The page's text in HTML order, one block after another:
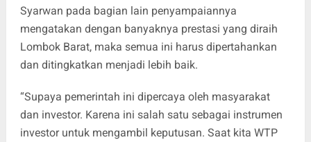
Syarwan pada bagian lain penyampaiannya
mengatakan dengan banyaknya prestasi yang diraih
Lombok Barat, maka semua ini harus dipertahankan
dan ditingkatkan menjadi lebih baik.
“Supaya pemerintah ini dipercaya oleh masyarakat
dan investor. Karena ini salah satu sebagai instrumen
investor untuk mengambil keputusan. Saat kita WTP